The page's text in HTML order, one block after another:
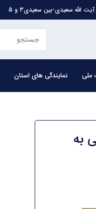
الله سعیدی-بین سعیدی3 و 5
ملی نمایندگی های استان
به